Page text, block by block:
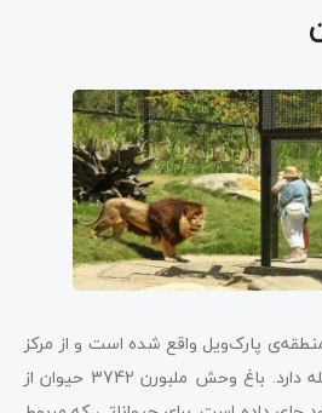
پارک‌ویل واقع شده است و از مرکز
شهر ملبورن 4 کیلومتر فاصله دارد. باغ وحش ملبورن 3742 حیوان از